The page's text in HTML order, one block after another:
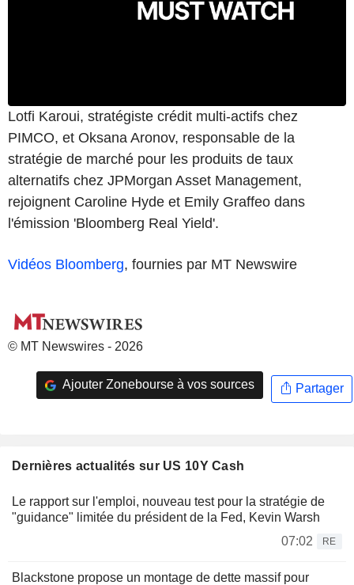
Lotfi Karoui, stratégiste crédit multi-actifs chez
PIMCO, et Oksana Aronov, responsable de la
stratégie de marché pour les produits de taux
alternatifs chez JPMorgan Asset Management,
rejoignent Caroline Hyde et Emily Graffeo dans
l'émission 'Bloomberg Real Yield'.
Vidéos Bloomberg, fournies par MT Newswire
© MT Newswires - 2026
Ajouter Zonebourse à vos sources Partager
Dernières actualités sur US 10Y Cash
Le rapport sur l'emploi, nouveau test pour la stratégie de
"guidance" limitée du président de la Fed, Kevin Warsh
07:02
RE
Blackstone propose un montage de dette massif pour